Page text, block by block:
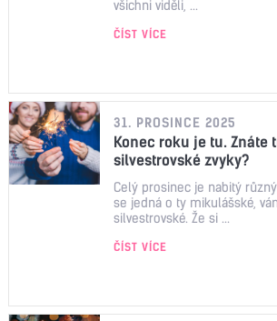
všichni viděli, ...
ČÍST VÍCE
31. PROSINCE 2025
Konec roku je tu. Znáte
silvestrovské zvyky?
Celý prosinec je nabitý
se jedná o ty mikulášské,
silvestrovské. Že si ...
ČÍST VÍCE